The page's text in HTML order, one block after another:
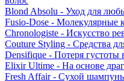
Blond Absolu - Уход для
Fusio-Dose - Молекулярные
Chronologiste - Искусство
Couture Styling - Средства
Densifique - Потеря густоты
Elixir Ultime - На основе
Fresh Affair - Сухой шампунь